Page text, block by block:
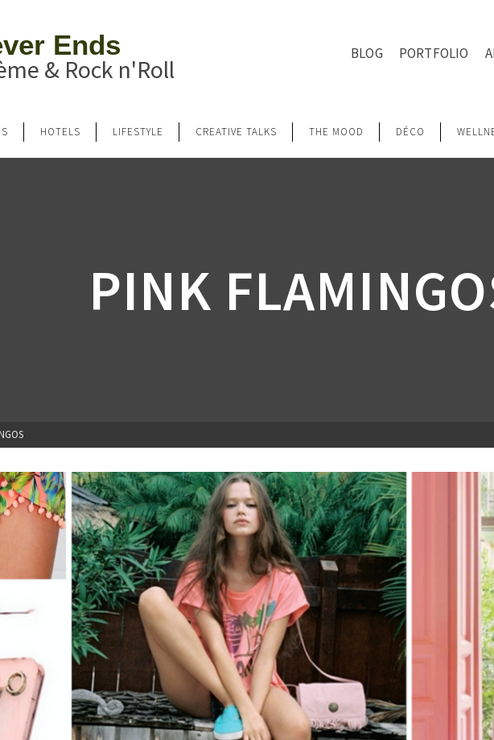
Ends
& Rock n'Roll
BLOG PORTFOLIO
HOTELS LIFESTYLE CREATIVE TALKS THE MOOD DÉCO
PINK